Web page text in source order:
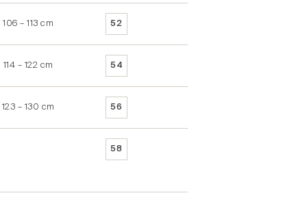
106 – 113 cm 52
114 – 122 cm 54
123 – 130 cm 56
58